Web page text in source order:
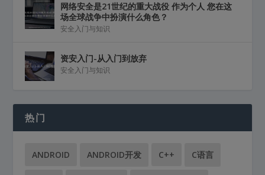
网络安全是21世纪的重大战役 作为个人 您在这
场全球战争中扮演什么角色？
安全入门与知识
资安入门-从入门到放弃
安全入门与知识
热门
ANDROID ANDROID开发 C++ C语言